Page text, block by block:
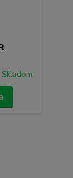
Skladom